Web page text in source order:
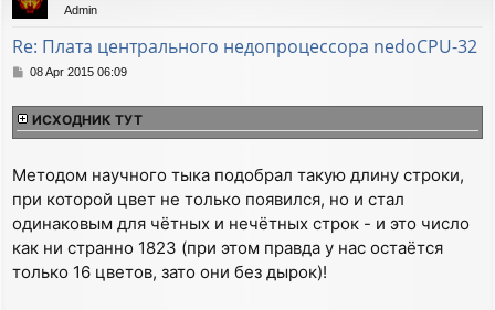
Admin
Re: Плата центрального недопроцессора nedoCPU-32
P
s
t
08 Apr 2015 06:09
ИСХОДНИК ТУТ
Методом научного тыка подобрал такую длину строки,
при которой цвет не только появился, но и стал
одинаковым для чётных и нечётных строк - и это число
как ни странно 1823 (при этом правда у нас остаётся
только 16 цветов, зато они без дырок)!